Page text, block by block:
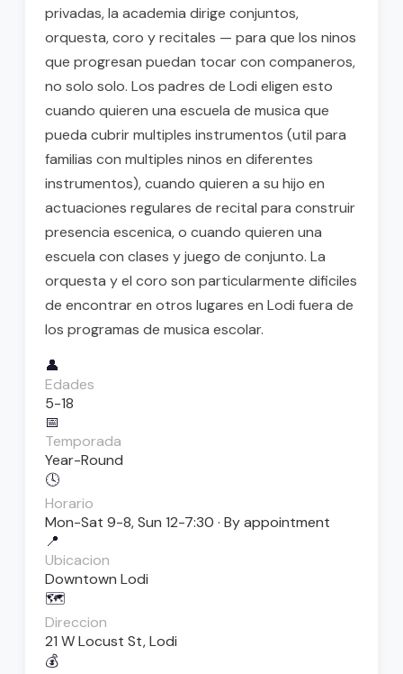
privadas, la academia dirige conjuntos,
orquesta, coro y recitales — para que los ninos
que progresan puedan tocar con companeros,
no solo solo. Los padres de Lodi eligen esto
cuando quieren una escuela de musica que
pueda cubrir multiples instrumentos (util para
familias con multiples ninos en diferentes
instrumentos), cuando quieren a su hijo en
actuaciones regulares de recital para construir
presencia escenica, o cuando quieren una
escuela con clases y juego de conjunto. La
orquesta y el coro son particularmente dificiles
de encontrar en otros lugares en Lodi fuera de
los programas de musica escolar.
👤
Edades
5-18
📅
Temporada
Year-Round
🕓
Horario
Mon-Sat 9-8, Sun 12-7:30 · By appointment
📍
Ubicacion
Downtown Lodi
🗺️
Direccion
21 W Locust St, Lodi
💰